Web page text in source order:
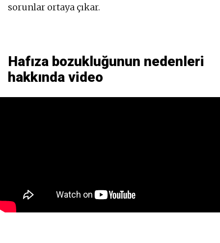
sorunlar ortaya çıkar.
Hafıza bozukluğunun nedenleri
hakkında video